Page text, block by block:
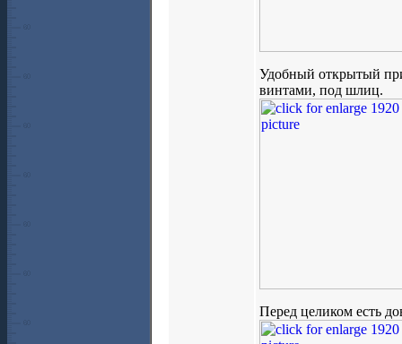
Удобный открытый
винтами, под шлиц.
Перед целиком есть